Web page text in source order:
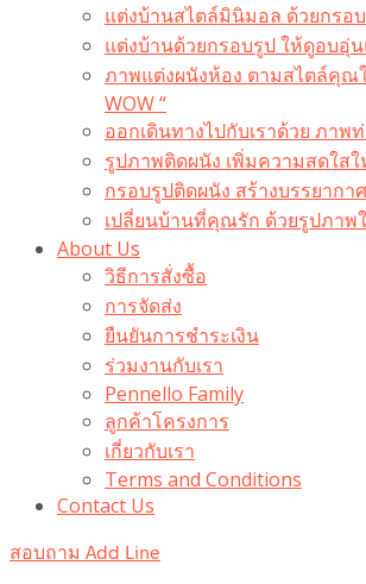
แต่งบ้านสไตล์มินิมอล ด้วยกรอ
แต่งบ้านด้วยกรอบรูป ให้ดูอบอุ่
ภาพแต่งผนังห้อง ตามสไตล์คุณ
WOW “
ออกเดินทางไปกับเราด้วย ภาพ
รูปภาพติดผนัง เพิ่มความสดใ
กรอบรูปติดผนัง สร้างบรรยาก
เปลี่ยนบ้านที่คุณรัก ด้วยรูปภา
About Us
วิธีการสั่งซื้อ
การจัดส่ง
ยืนยันการชำระเงิน
ร่วมงานกับเรา
Pennello Family
ลูกค้าโครงการ
เกี่ยวกับเรา
Terms and Conditions
Contact Us
สอบถาม Add Line